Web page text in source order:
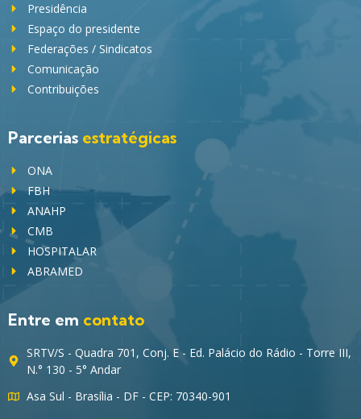
Presidência
Espaço do presidente
Federações / Sindicatos
Comunicação
Contribuições
Parcerias estratégicas
ONA
FBH
ANAHP
CMB
HOSPITALAR
ABRAMED
Entre em contato
SRTV/S - Quadra 701, Conj. E - Ed. Palácio do Rádio - Torre III,
N.° 130 - 5° Andar
Asa Sul - Brasília - DF - CEP: 70340-901